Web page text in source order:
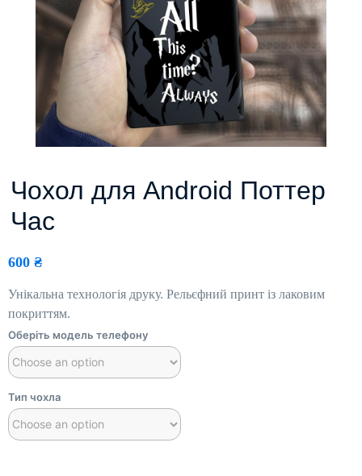
Чохол для Android Поттер
Час
600 ₴
Унікальна технологія друку. Рельєфний принт із лаковим
покриттям.
Оберіть модель телефону
Тип чохла